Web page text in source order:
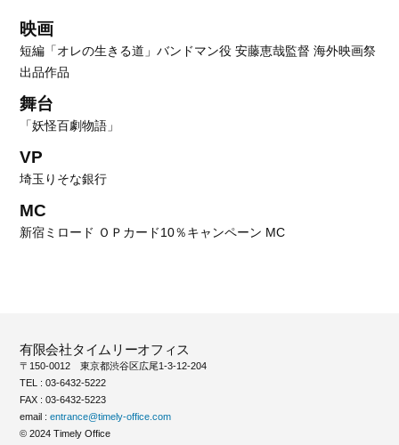
映画
短編「オレの生きる道」バンドマン役 安藤恵哉監督 海外映画祭
出品作品
舞台
「妖怪百劇物語」
VP
埼玉りそな銀行
MC
新宿ミロード ＯＰカード10％キャンペーン MC
有限会社タイムリーオフィス
〒150-0012 東京都渋谷区広尾1-3-12-204
TEL : 03-6432-5222
FAX : 03-6432-5223
email : entrance@timely-office.com
© 2024 Timely Office